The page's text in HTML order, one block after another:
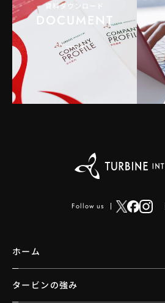
資料ダウンロード
DOCUMENT
Follow us
ホーム
タービンの強み